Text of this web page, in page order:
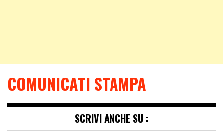
COMUNICATI STAMPA
SCRIVI ANCHE SU :